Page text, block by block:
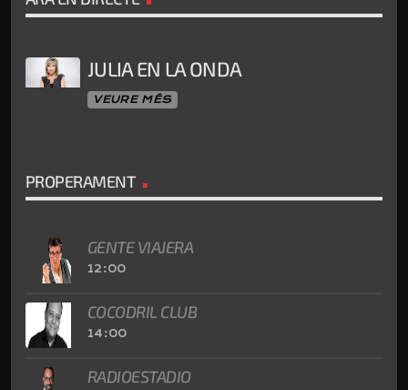
JULIA EN LA ONDA
VEURE MÉS
PROPERAMENT
GENTE VIAJERA
12:00
COCODRIL CLUB
14:00
RADIOESTADIO